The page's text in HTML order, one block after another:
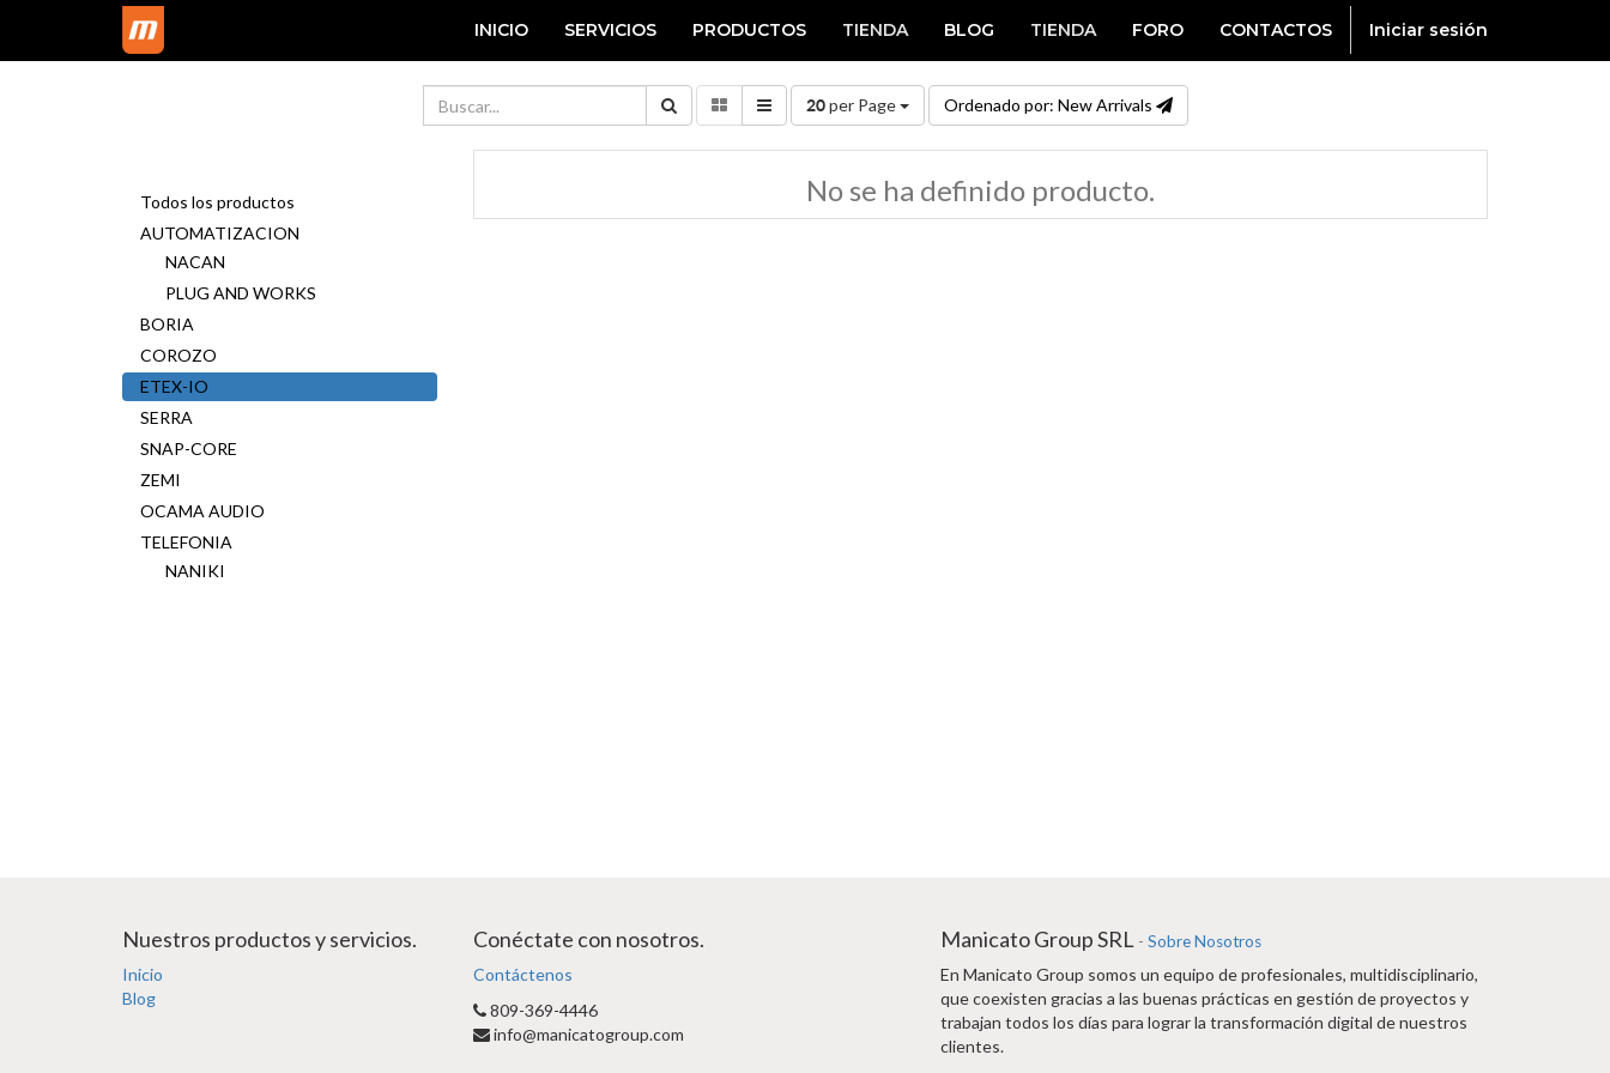
INICIO SERVICIOS PRODUCTOS TIENDA BLOG TIENDA FORO CONTACTOS Iniciar sesión
20per Page Ordenado por: New Arrivals
Todos los productos
AUTOMATIZACION
NACAN
PLUG AND WORKS
BORIA
COROZO
ETEX-IO
SERRA
SNAP-CORE
ZEMI
OCAMA AUDIO
TELEFONIA
NANIKI
No se ha definido producto.
Nuestros productos y servicios.
Inicio
Blog
Conéctate con nosotros.
Contáctenos
809-369-4446
info@manicatogroup.com
Manicato Group SRL - Sobre Nosotros
En Manicato Group somos un equipo de profesionales, multidisciplinario,
que coexisten gracias a las buenas prácticas en gestión de proyectos y
trabajan todos los días para lograr la transformación digital de nuestros
clientes.